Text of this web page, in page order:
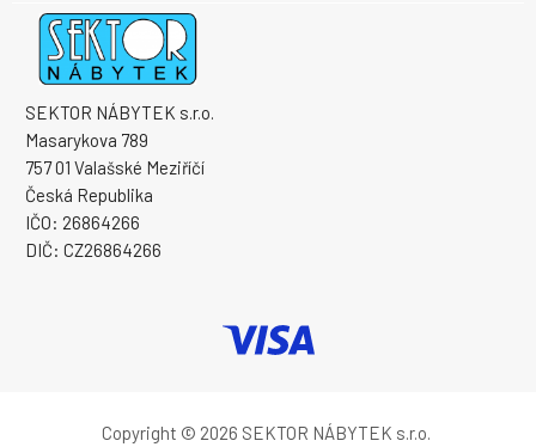
SEKTOR NÁBYTEK s.r.o.
Masarykova 789
757 01 Valašské Meziříčí
Česká Republika
IČO: 26864266
DIČ: CZ26864266
Copyright © 2026 SEKTOR NÁBYTEK s.r.o.